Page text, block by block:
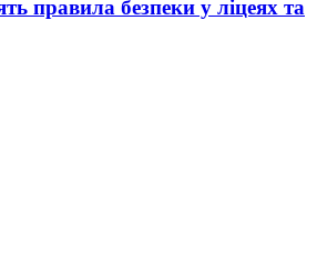
правила безпеки у ліцеях та